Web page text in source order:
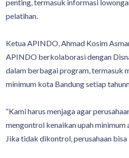
penting, termasuk informasi
pelatihan.
Ketua APINDO, Ahmad Kosim
APINDO berkolaborasi dengan
dalam berbagai program, termasuk
minimum kota Bandung setiap
“Kami harus menjaga agar
mengontrol kenaikan upah
Jika tidak dikontrol, perusahaan bisa